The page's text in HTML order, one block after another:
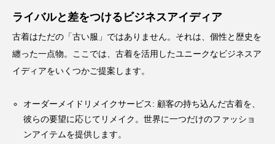
ライバルと差をつけるビジネスアイディア
古着はただの「古い服」ではありません。それは、個性と歴史を
纏った一点物。ここでは、古着を活用したユニークなビジネスア
イディアをいくつかご提案します。
オーダーメイドリメイクサービス: 顧客の持ち込んだ古着を、
彼らの要望に応じてリメイク。世界に一つだけのファッショ
ンアイテムを提供します。